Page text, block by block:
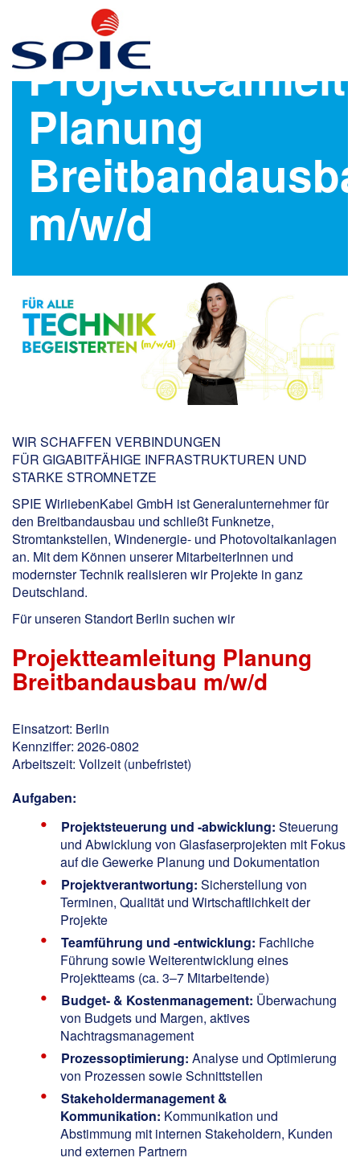
Planung
m/w/d
WIR SCHAFFEN VERBINDUNGEN
FÜR GIGABITFÄHIGE INFRASTRUKTUREN UND
STARKE STROMNETZE
SPIE WirliebenKabel GmbH ist Generalunternehmer für
den Breitbandausbau und schließt Funknetze,
Stromtankstellen, Windenergie- und Photovoltaikanlagen
an. Mit dem Können unserer MitarbeiterInnen und
modernster Technik realisieren wir Projekte in ganz
Deutschland.
Für unseren Standort Berlin suchen wir
Projektteamleitung Planung
Breitbandausbau m/w/d
Einsatzort: Berlin
Kennziffer: 2026-0802
Arbeitszeit: Vollzeit (unbefristet)
Aufgaben:
Projektsteuerung und -abwicklung: Steuerung
und Abwicklung von Glasfaserprojekten mit Fokus
auf die Gewerke Planung und Dokumentation
Projektverantwortung: Sicherstellung von
Terminen, Qualität und Wirtschaftlichkeit der
Projekte
Teamführung und -entwicklung: Fachliche
Führung sowie Weiterentwicklung eines
Projektteams (ca. 3–7 Mitarbeitende)
Budget- & Kostenmanagement: Überwachung
von Budgets und Margen, aktives
Nachtragsmanagement
Prozessoptimierung: Analyse und Optimierung
von Prozessen sowie Schnittstellen
Stakeholdermanagement &
Kommunikation: Kommunikation und
Abstimmung mit internen Stakeholdern, Kunden
und externen Partnern